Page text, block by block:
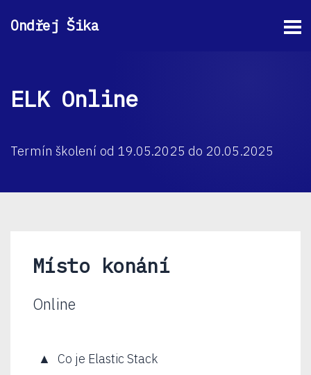
Ondřej Šika
ELK Online
Termín školení od 19.05.2025 do 20.05.2025
Místo konání
Online
Co je Elastic Stack